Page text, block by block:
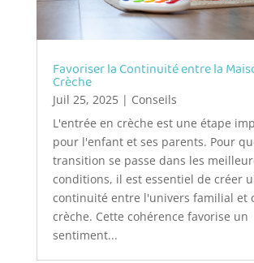
Favoriser la Continuité entre la
Crèche
Juil 25, 2025| Conseils
L'entrée en crèche est une étape
pour l'enfant et ses parents. Pour
transition se passe dans les
conditions, il est essentiel de créer
continuité entre l'univers familial et
crèche. Cette cohérence favorise un
sentiment...